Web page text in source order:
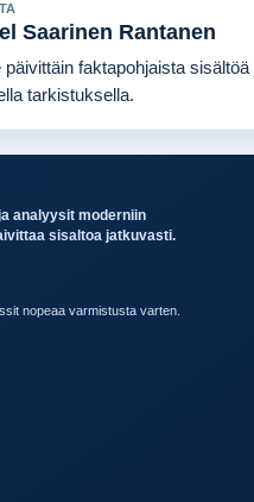
Saarinen Rantanen
faktapohjaista sisältöä
tarkistuksella.
analyysit moderniin
sisaltoa jatkuvasti.
nopeaa varmistusta varten.